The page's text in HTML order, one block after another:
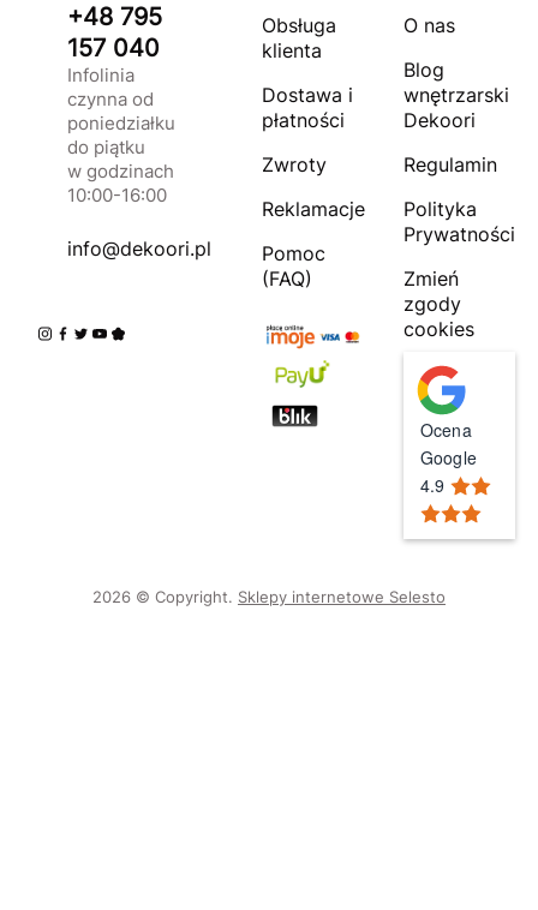
+48 795
157 040
Infolinia
czynna od
poniedziałku
do piątku
w godzinach
10:00-16:00
info@dekoori.pl
Obsługa
klienta
Dostawa i
płatności
Zwroty
Reklamacje
Pomoc
(FAQ)
O nas
Blog
wnętrzarski
Dekoori
Regulamin
Polityka
Prywatności
Zmień
zgody
cookies
Ocena
Google
4.9
2026 © Copyright. Sklepy internetowe Selesto